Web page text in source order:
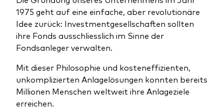
Unser Angebot
Aktive Obligationenfonds
Aktien
ESG
Obligationen
Indexfonds
Index-Exposure-Analyse
Investment Pulse
Betrugsprävention
1975 geht auf eine einfache, aber revolutionäre
Idee zurück: Investmentgesellschaften sollten
ihre Fonds ausschliesslich im Sinne der
Fondsanleger verwalten.
Mit dieser Philosophie und kosteneffizienten,
unkomplizierten Anlagelösungen konnten bereits
Millionen Menschen weltweit ihre Anlageziele
erreichen.